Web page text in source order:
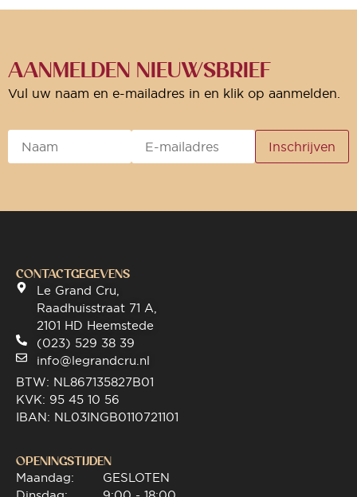
AANMELDEN NIEUWSBRIEF
Vul uw naam en e-mailadres in en klik op aanmelden.
CONTACTGEGEVENS
Le Grand Cru,
Raadhuisstraat 71 A,
2101 HD Heemstede
(023) 529 38 39
info@legrandcru.nl
BTW: NL867135827B01
KVK: 95 45 10 56
IBAN: NL03INGB0110721101
OPENINGSTIJDEN
Maandag:
GESLOTEN